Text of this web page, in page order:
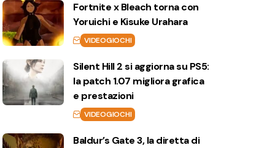
Fortnite x Bleach torna con
Yoruichi e Kisuke Urahara
VIDEOGIOCHI
Silent Hill 2 si aggiorna su PS5:
la patch 1.07 migliora grafica
e prestazioni
VIDEOGIOCHI
Baldur’s Gate 3, la diretta di